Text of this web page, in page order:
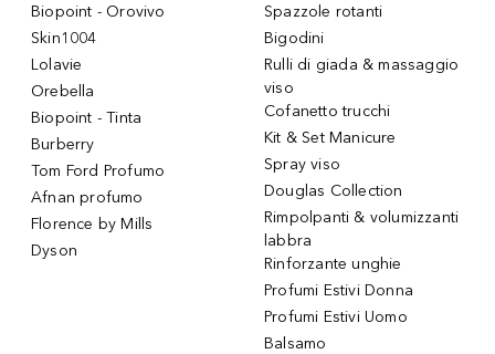
Biopoint - Orovivo
Skin1004
Lolavie
Orebella
Biopoint - Tinta
Burberry
Tom Ford Profumo
Afnan profumo
Florence by Mills
Dyson
Spazzole rotanti
Bigodini
Rulli di giada & massaggio
viso
Cofanetto trucchi
Kit & Set Manicure
Spray viso
Douglas Collection
Rimpolpanti & volumizzanti
labbra
Rinforzante unghie
Profumi Estivi Donna
Profumi Estivi Uomo
Balsamo